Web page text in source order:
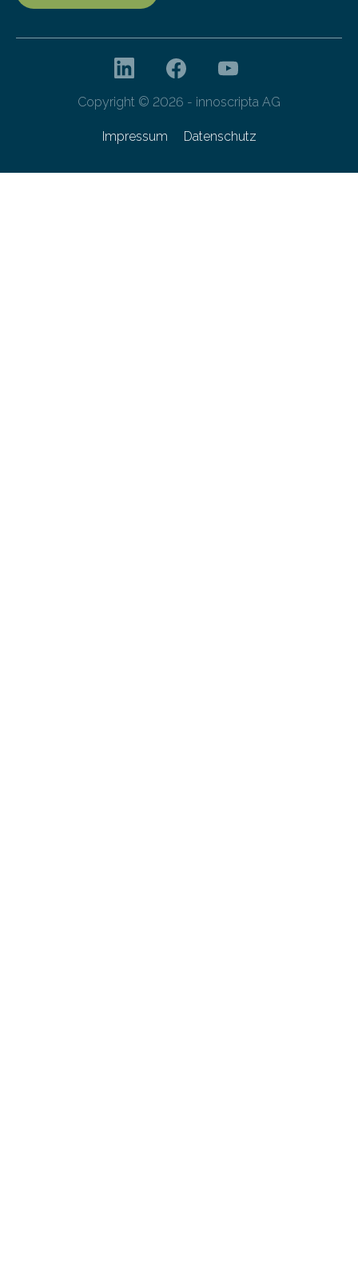
Copyright © 2026 - innoscripta AG
Impressum Datenschutz